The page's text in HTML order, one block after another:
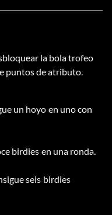
la bola trofeo
puntos de atributo.
un hoyo en uno con
birdies en una ronda.
seis birdies